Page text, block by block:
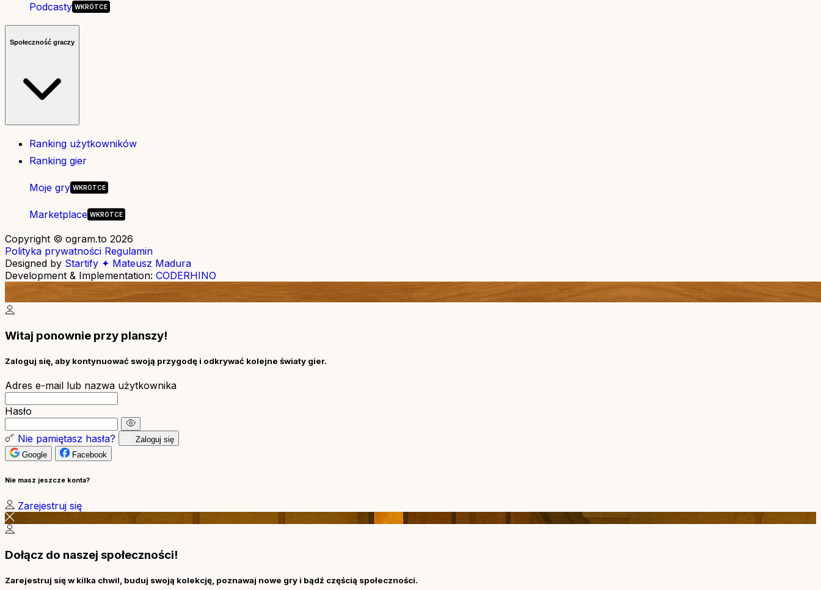
Podcasty
Społeczność graczy
Ranking użytkowników
Ranking gier
Moje gry
Marketplace
Copyright © ogram.to 2026
Polityka prywatności Regulamin
Designed by Startify ✦ Mateusz Madura
Development & Implementation: CODERHINO
Witaj ponownie przy planszy!
Zaloguj się, aby kontynuować swoją przygodę i odkrywać kolejne światy gier.
Adres e-mail lub nazwa użytkownika
Hasło
Nie pamiętasz hasła?
Zaloguj się
Google
Facebook
Nie masz jeszcze konta?
Zarejestruj się
Dołącz do naszej społeczności!
Zarejestruj się w kilka chwil, buduj swoją kolekcję, poznawaj nowe gry i bądź częścią społeczności.